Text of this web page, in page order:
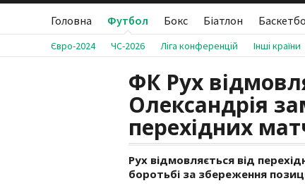
Головна Футбол Бокс Біатлон
Євро-2024 ЧС-2026 Ліга конференцій Інші країни
ФК Рух
Олександрія
перехідних
Рух відмовляється від
боротьбі за збереження